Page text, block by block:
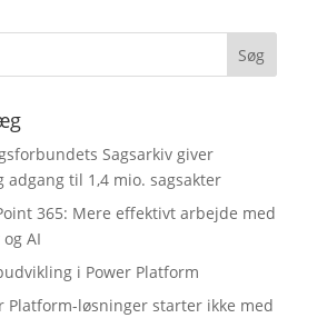
Sagsarkiv giver
til 1,4 mio. sagsakter
365: Mere effektivt arbejde med
AI
i Power Platform
Platform-løsninger starter ikke med